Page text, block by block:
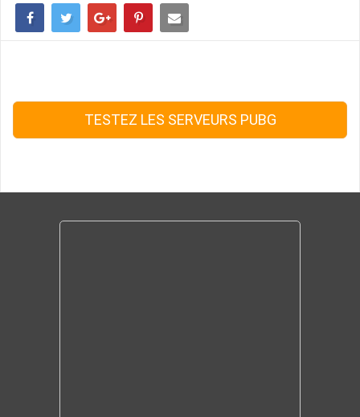
TESTEZ LES SERVEURS PUBG